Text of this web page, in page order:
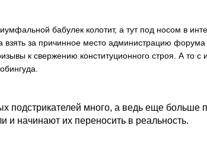
бабулек колотит, а тут под носом в
за причинное место администрацию форума
к свержению конституционного строя. А то
подстрикателей много, а ведь еще больше
и начинают их переносить в реальность.